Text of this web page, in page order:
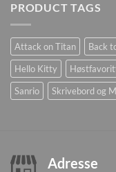
PRODUCT TAGS
Attack on Titan Back
Hello Kitty
Sanrio
Skrivebord og
Adresse